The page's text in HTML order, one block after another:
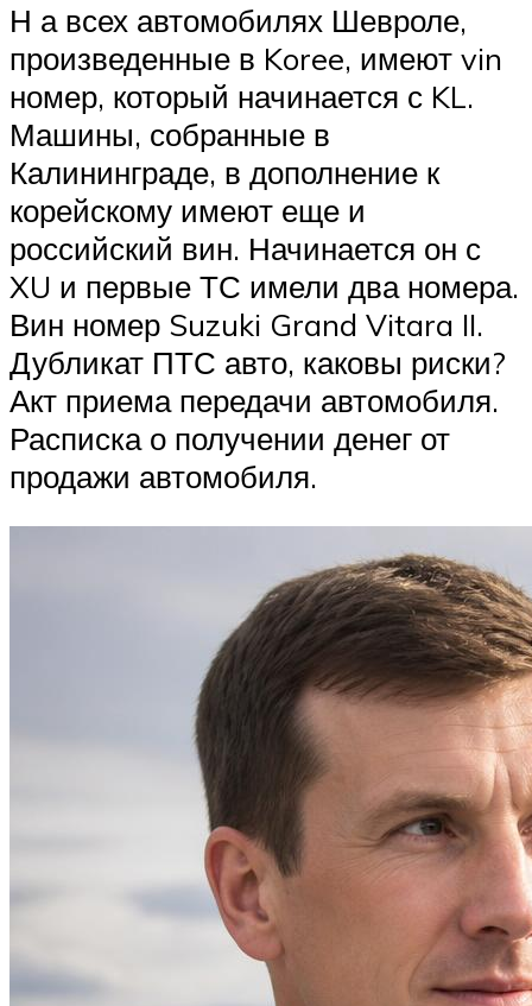
Н а всех автомобилях Шевроле,
произведенные в Koree, имеют vin
номер, который начинается с KL.
Машины, собранные в
Калининграде, в дополнение к
корейскому имеют еще и
российский вин. Начинается он с
XU и первые ТС имели два номера.
Вин номер Suzuki Grand Vitara II.
Дубликат ПТС авто, каковы риски?
Акт приема передачи автомобиля.
Расписка о получении денег от
продажи автомобиля.